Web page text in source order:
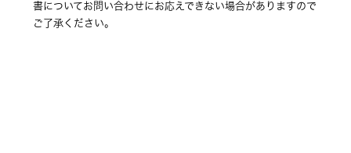
書についてお問い合わせにお応えできない場合がありますので
ご了承ください。